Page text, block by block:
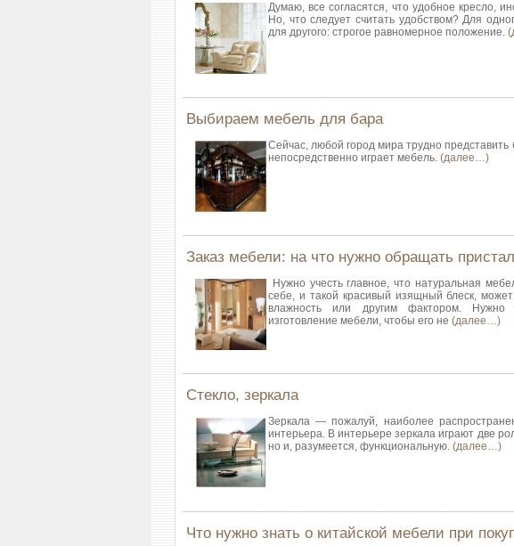
Думаю, все согласятся, что удобное кресло,
Но, что следует считать удобством? Для
для другого: строгое равномерное положение.
Выбираем мебель для бара
Сейчас, любой город мира трудно
непосредственно играет мебель. (далее…)
Заказ мебели: на что нужно обращать
Нужно учесть главное, что натуральная
себе, и такой красивый изящный блеск,
влажность или другим фактором. Нужно
изготовление мебели, чтобы его не (далее…)
Стекло, зеркала
Зеркала — пожалуй, наиболее
интерьера. В интерьере зеркала играют две
но и, разумеется, функциональную. (далее…)
Что нужно знать о китайской мебели при